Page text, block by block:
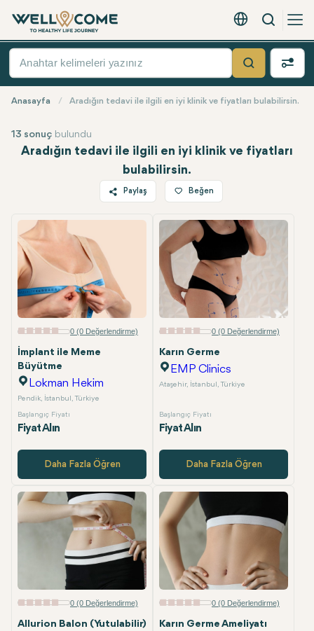
Türkçe - EUR
Arama
Hızlı
Ara
Anasayfa Aradığın tedavi ile ilgili en iyi klinik ve fiyatları bulabilirsin.
Aradığın tedavi ile ilgili en iyi klinik ve fiyatları
bulabilirsin.
13 sonuç bulundu
Paylaş
Twitter
WhatsApp
Telegram
Beğen
0 (0 Değerlendirme)
İmplant ile Meme
Büyütme
Lokman Hekim
Pendik, İstanbul, Türkiye
Başlangıç Fiyatı
Fiyat Alın
Daha Fazla Öğren
0 (0 Değerlendirme)
Karın Germe
EMP Clinics
Ataşehir, İstanbul, Türkiye
Başlangıç Fiyatı
Fiyat Alın
Daha Fazla Öğren
0 (0 Değerlendirme)
Allurion Balon (Yutulabilir)
0 (0 Değerlendirme)
Karın Germe Ameliyatı
En Popüler